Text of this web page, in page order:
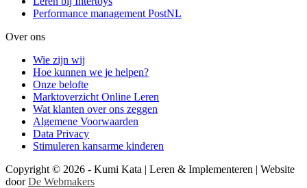
Performance management PostNL
Over ons
Wie zijn wij
Hoe kunnen we je helpen?
Onze belofte
Marktoverzicht Online Leren
Wat klanten over ons zeggen
Algemene Voorwaarden
Data Privacy
Stimuleren kansarme kinderen
Copyright © 2026 - Kumi Kata | Leren & Implementeren | Website
doorDe Webmakers